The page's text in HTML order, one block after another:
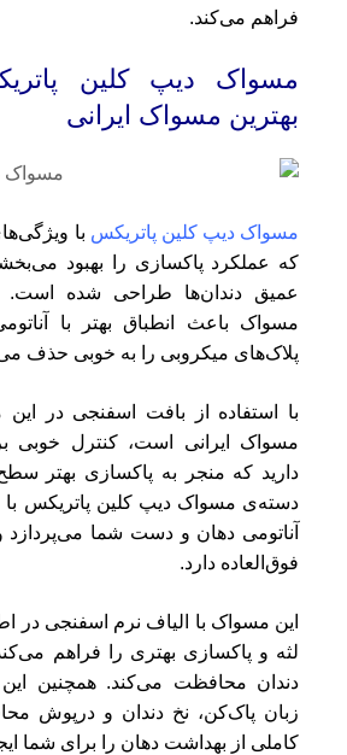
فراهم می‌کند.
مسواک دیپ کلین
بهترین مسواک ایرانی
مسواک دیپ کلین پاتریکس با
که عملکرد پاکسازی را بهبود
عمیق دندان‌ها طراحی شده است.
مسواک باعث انطباق بهتر با
پلاک‌های میکروبی را به خوبی حذف
با استفاده از بافت اسفنجی در
مسواک ایرانی است، کنترل خوبی
دارید که منجر به پاکسازی بهتر
دسته‌ی مسواک دیپ کلین پاتریکس
آناتومی دهان و دست شما
فوق‌العاده دارد.
این مسواک با الیاف نرم اسفنجی در
لثه و پاکسازی بهتری را فراهم
دندان محافظت می‌کند. همچنین
زبان پاک‌کن، نخ دندان و درپوش
کاملی از بهداشت دهان را برای شما